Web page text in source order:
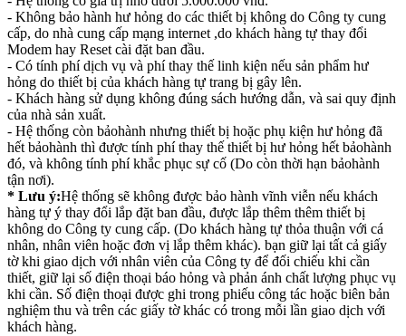
- Không bảo hành hư hỏng do các thiết bị không do Công ty cung
cấp, do nhà cung cấp mạng internet ,do khách hàng tự thay đổi
Modem hay Reset cài đặt ban đầu.
- Có tính phí dịch vụ và phí thay thế linh kiện nếu sản phẩm hư
hỏng do thiết bị của khách hàng tự trang bị gây lên.
- Khách hàng sử dụng không đúng sách hướng dẫn, và sai quy định
của nhà sản xuất.
- Hệ thống còn bảohành nhưng thiết bị hoặc phụ kiện hư hỏng đã
hết bảohành thì được tính phí thay thế thiết bị hư hỏng hết bảohành
đó, và không tính phí khắc phục sự cố (Do còn thời hạn bảohành
tận nơi).
* Lưu ý:Hệ thống sẽ không được bảo hành vĩnh viễn nếu khách
hàng tự ý thay đổi lắp đặt ban đầu, được lắp thêm thêm thiết bị
không do Công ty cung cấp. (Do khách hàng tự thỏa thuận với cá
nhân, nhân viên hoặc đơn vị lắp thêm khác). bạn giữ lại tất cả giấy
tờ khi giao dịch với nhân viên của Công ty để đối chiếu khi cần
thiết, giữ lại số điện thoại báo hỏng và phản ánh chất lượng phục vụ
khi cần. Số điện thoại được ghi trong phiếu công tác hoặc biên bản
nghiệm thu và trên các giấy tờ khác có trong mỗi lần giao dịch với
khách hàng.